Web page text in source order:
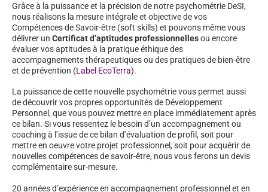
Grâce à la puissance et la précision de notre psychométrie DeSI,
nous réalisons la mesure intégrale et objective de vos
Compétences de Savoir-être (soft skills) et pouvons même vous
délivrer un Certificat d’aptitudes professionnellesou encore
évaluer vos aptitudes à la pratique éthique des
accompagnements thérapeutiques ou des pratiques de bien-être
et de prévention (Label EcoTerra).
La puissance de cette nouvelle psychométrie vous permet aussi
de découvrir vos propres opportunités de Développement
Personnel, que vous pouvez mettre en place immédiatement après
ce bilan. Si vous ressentez le besoin d’un accompagnement ou
coaching à l’issue de ce bilan d’évaluation de profil, soit pour
mettre en oeuvre votre projet professionnel, soit pour acquérir de
nouvelles compétences de savoir-être, nous vous ferons un devis
complémentaire sur-mesure.
20 années d’expérience en accompagnement professionnel et en